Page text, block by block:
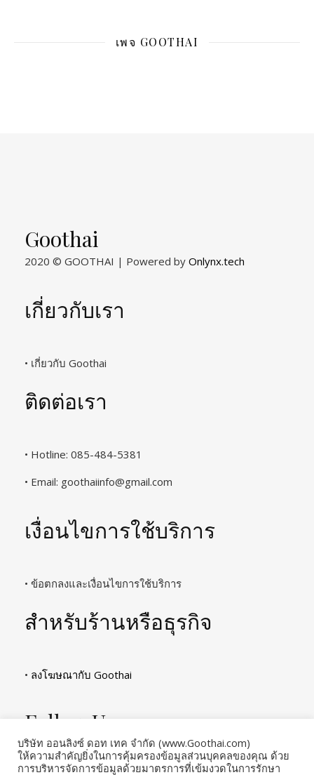
เพจ GOOTHAI
Goothai
2020 © GOOTHAI | Powered by Onlynx.tech
เกี่ยวกับเรา
• เกี่ยวกับ Goothai
ติดต่อเรา
• Hotline: 085-484-5381
• Email: goothaiinfo@gmail.com
เงื่อนไขการใช้บริการ
• ข้อตกลงและเงื่อนไขการใช้บริการ
สำหรับร้านหรือธุรกิจ
• ลงโฆษณากับ Goothai
Follow Us
บริษัท ออนลิงซ์ ดอท เทค จำกัด (www.Goothai.com)
ให้ความสำคัญยิ่งในการคุ้มครองข้อมูลส่วนบุคคลของคุณ ด้วย
การบริหารจัดการข้อมูลด้วยมาตรการที่เข้มงวดในการรักษา